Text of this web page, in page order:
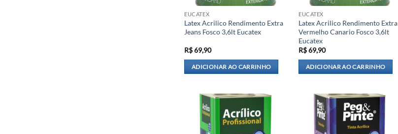
EUCATEX
Latex Acrilico Rendimento Extra
Jeans Fosco 3,6lt Eucatex
R$69,90
ADICIONAR AO CARRINHO
EUCATEX
Latex Acrilico Rendimento Extra
Vermelho Canario Fosco 3,6lt
Eucatex
R$69,90
ADICIONAR AO CARRINHO